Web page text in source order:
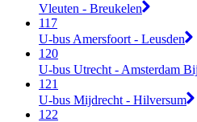
Vleuten - Breukelen
117
U-bus Amersfoort - Leusden
120
U-bus Utrecht - Amsterdam
121
U-bus Mijdrecht - Hilversum
122